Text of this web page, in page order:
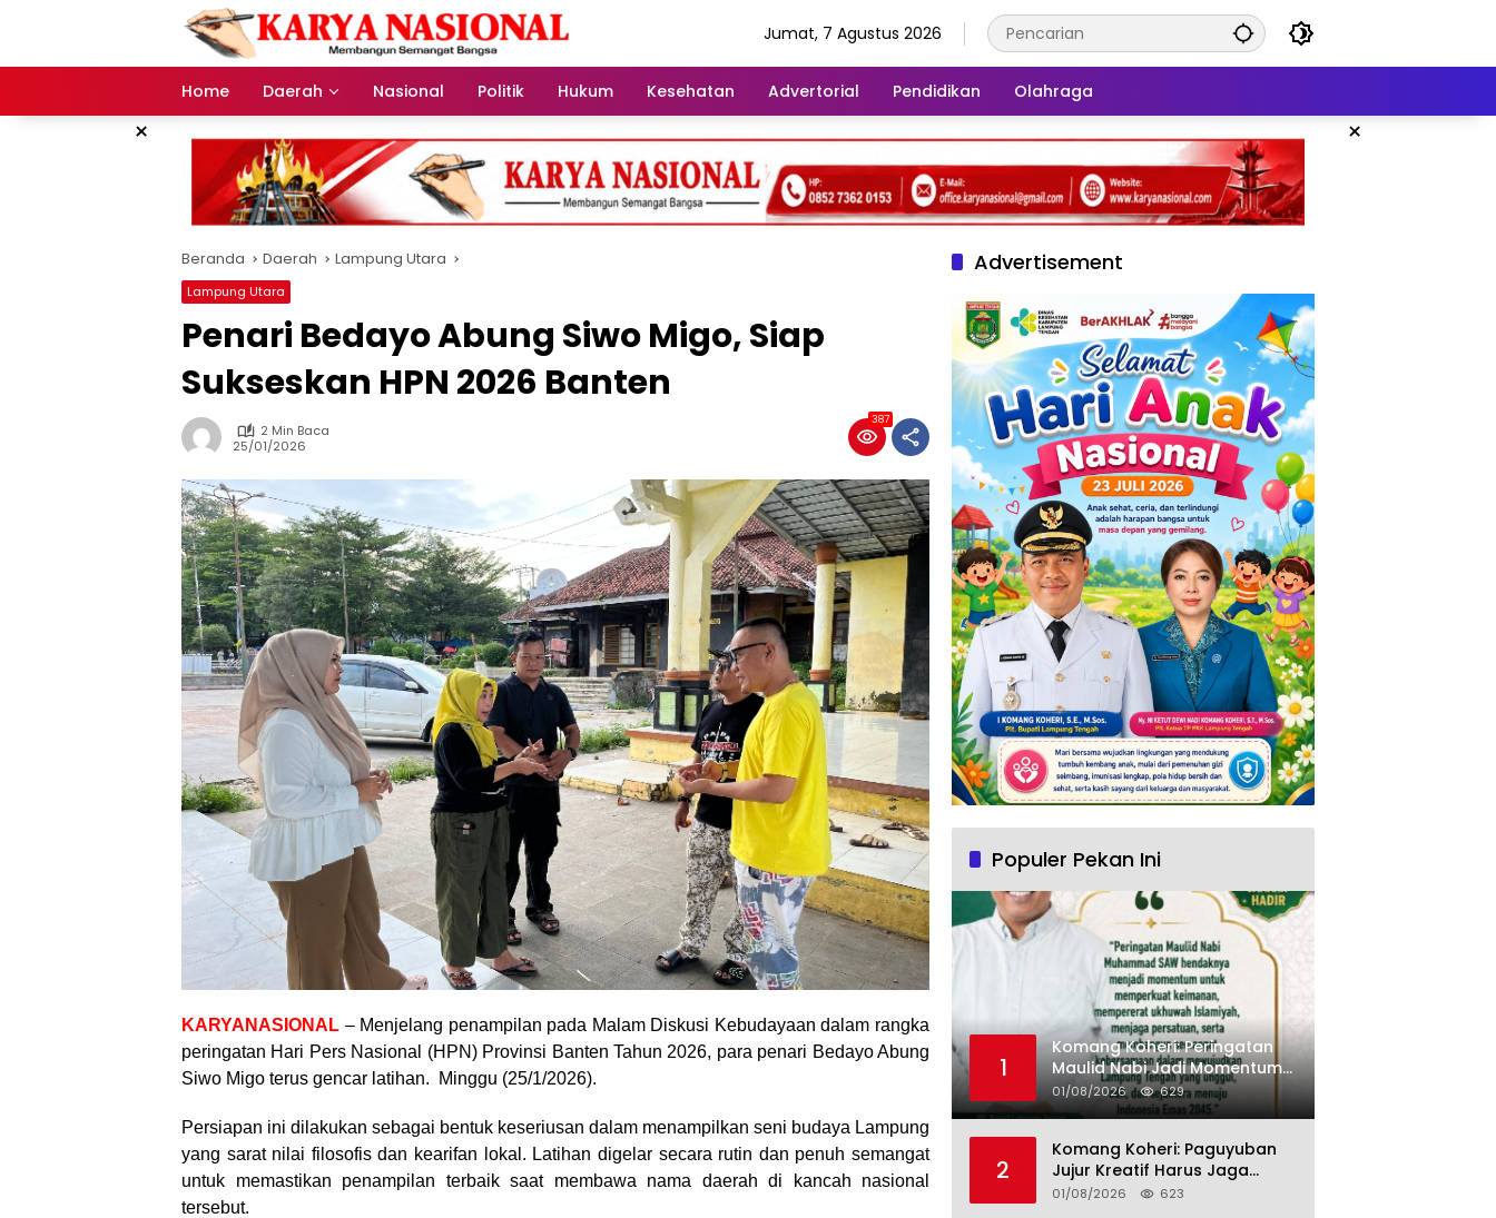
Jumat, 7 Agustus 2026
Home Daerah Nasional Politik Hukum Kesehatan Advertorial Pendidikan Olahraga
× ×
Beranda Daerah Lampung Utara
Lampung Utara
Penari Bedayo Abung Siwo Migo, Siap
Sukseskan HPN 2026 Banten
2 Min Baca
25/01/2026
387
KARYANASIONAL – Menjelang penampilan pada Malam Diskusi Kebudayaan dalam rangka
peringatan Hari Pers Nasional (HPN) Provinsi Banten Tahun 2026, para penari Bedayo Abung
Siwo Migo terus gencar latihan. Minggu (25/1/2026).
Persiapan ini dilakukan sebagai bentuk keseriusan dalam menampilkan seni budaya Lampung
yang sarat nilai filosofis dan kearifan lokal. Latihan digelar secara rutin dan penuh semangat
untuk memastikan penampilan terbaik saat membawa nama daerah di kancah nasional
tersebut.
Advertisement
Populer Pekan Ini
1
Komang Koheri: Peringatan
Maulid Nabi Jadi Momentum
Perkuat Ukhuwah Umat di
Lampung Tengah
01/08/2026 629
2
Komang Koheri: Paguyuban
Jujur Kreatif Harus Jaga
Persatuan untuk Kemajuan
01/08/2026 623